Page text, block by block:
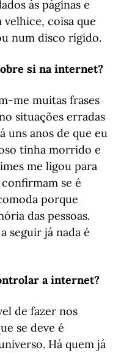
às páginas e
velhice, coisa que
num disco rígido.
si na internet?
me muitas frases
situações erradas
uns anos de que eu
tinha morrido e
me ligou para
se é
porque
das pessoas.
seguir já nada é
a internet?
de fazer nos
se deve é
Há quem já